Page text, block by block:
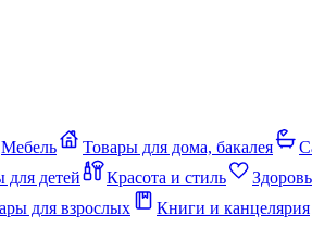
Мебель Товары для дома, бакалея
детей Красота и стиль
для взрослых Книги и канцелярия